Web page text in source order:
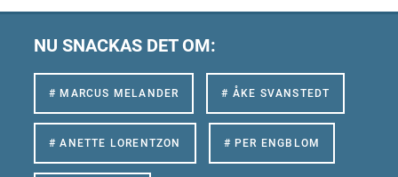
NU SNACKAS DET OM:
# MARCUS MELANDER # ÅKE SVANSTEDT
# ANETTE LORENTZON # PER ENGBLOM